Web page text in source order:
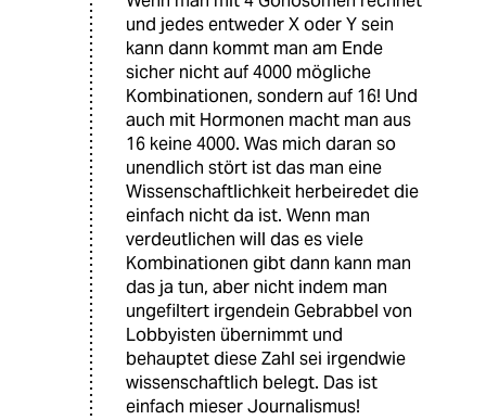
und jedes entweder X oder Y sein
kann dann kommt man am Ende
sicher nicht auf 4000 mögliche
Kombinationen, sondern auf 16! Und
auch mit Hormonen macht man aus
16 keine 4000. Was mich daran so
unendlich stört ist das man eine
Wissenschaftlichkeit herbeiredet die
einfach nicht da ist. Wenn man
verdeutlichen will das es viele
Kombinationen gibt dann kann man
das ja tun, aber nicht indem man
ungefiltert irgendein Gebrabbel von
Lobbyisten übernimmt und
behauptet diese Zahl sei irgendwie
wissenschaftlich belegt. Das ist
einfach mieser Journalismus!